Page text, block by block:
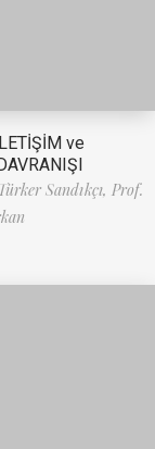
ve
Sandıkçı, Prof.